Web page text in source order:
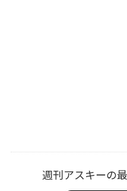
週刊アスキーの